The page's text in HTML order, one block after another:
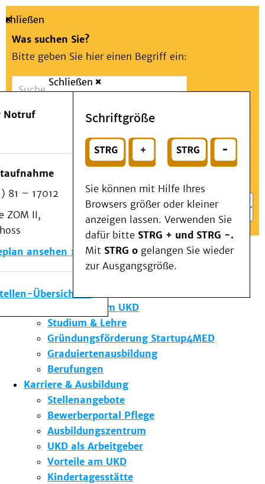
Suche
Schließen
Was suchen Sie?
Bitte geben Sie hier einen Begriff ein:
Suchen
oder
Wählen Sie ein Thema für Ihren Schnelleinstieg
Notfall
Schließen
Notruf
81 – 17012
ZOM II,
ansehen
Übersicht
Schriftgröße
Sie können mit Hilfe Ihres
Browsers größer oder kleiner
anzeigen lassen. Verwenden Sie
dafür bitte STRG + und STRG -.
Mit STRG o gelangen Sie wieder
zur Ausgangsgröße.
Menü
Patienten & Besucher
Kliniken/Institute/Zentren
Als Patient am UKD
Beratung und Unterstützung
Veranstaltungen
Kommunikation im Medizinwesen (KIM)
Notfall
Forschung & Lehre
Die Institute des UKD
Forschung am UKD
Studium & Lehre
Gründungsförderung Startup4MED
Graduiertenausbildung
Berufungen
Karriere & Ausbildung
Stellenangebote
Bewerberportal Pflege
Ausbildungszentrum
UKD als Arbeitgeber
Vorteile am UKD
Kindertagesstätte